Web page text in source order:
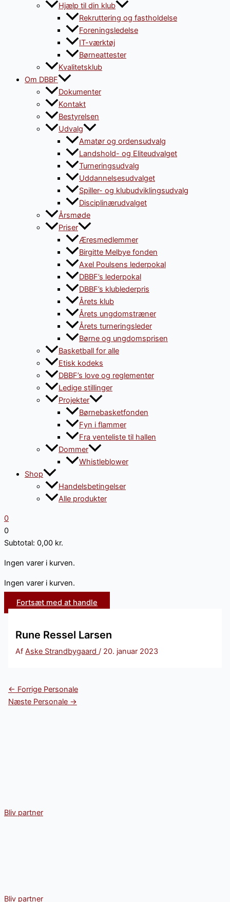
Hjælp til din klub
Rekruttering og fastholdelse
Foreningsledelse
IT-værktøj
Børneattester
Kvalitetsklub
Om DBBF
Dokumenter
Kontakt
Bestyrelsen
Udvalg
Amatør og ordensudvalg
Landshold- og Eliteudvalget
Turneringsudvalg
Uddannelsesudvalget
Spiller- og klubudviklingsudvalg
Disciplinærudvalget
Årsmøde
Priser
Æresmedlemmer
Birgitte Melbye fonden
Axel Poulsens lederpokal
DBBF’s lederpokal
DBBF’s klublederpris
Årets klub
Årets ungdomstræner
Årets turneringsleder
Børne og ungdomsprisen
Basketball for alle
Etisk kodeks
DBBF’s love og reglementer
Ledige stillinger
Projekter
Børnebasketfonden
Fyn i flammer
Fra venteliste til hallen
Dommer
Whistleblower
Shop
Handelsbetingelser
Alle produkter
0
0
Subtotal: 0,00 kr.
Ingen varer i kurven.
Ingen varer i kurven.
Fortsæt med at handle
Rune Ressel Larsen
AfAske Strandbygaard / 20. januar 2023
← Forrige Personale
Næste Personale →
Bliv partner
Bliv partner